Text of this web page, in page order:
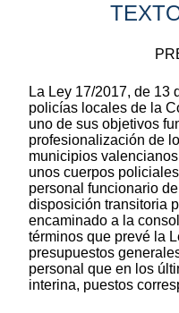
La Ley 17/2017, de 13
policías locales de la
uno de sus objetivos
profesionalización de
municipios
unos cuerpos
personal funcionario
disposición transitoria
encaminado a la
términos que prevé la
presupuestos
personal que en los
interina, puestos